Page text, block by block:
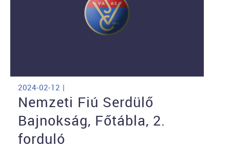
2024-02-12 |
Nemzeti Fiú Serdülő
Bajnokság, Főtábla, 2.
forduló